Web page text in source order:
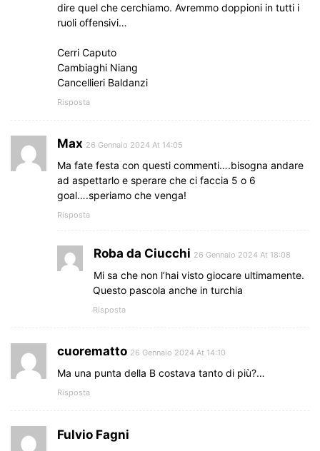
dire quel che cerchiamo. Avremmo doppioni in tutti i
ruoli offensivi…
Cerri Caputo
Cambiaghi Niang
Cancellieri Baldanzi
Risposta
Max 26 Gennaio 2024 At 14:05
Ma fate festa con questi commenti….bisogna andare
ad aspettarlo e sperare che ci faccia 5 o 6
goal….speriamo che venga!
Risposta
Roba da Ciucchi 26 Gennaio 2024 At 18:08
Mi sa che non l’hai visto giocare ultimamente.
Questo pascola anche in turchia
Risposta
cuorematto 26 Gennaio 2024 At 14:10
Ma una punta della B costava tanto di più?…
Risposta
Fulvio Fagni